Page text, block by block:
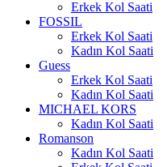
Erkek Kol Saati
FOSSIL
Erkek Kol Saati
Kadın Kol Saati
Guess
Erkek Kol Saati
Kadın Kol Saati
MICHAEL KORS
Kadın Kol Saati
Romanson
Kadın Kol Saati